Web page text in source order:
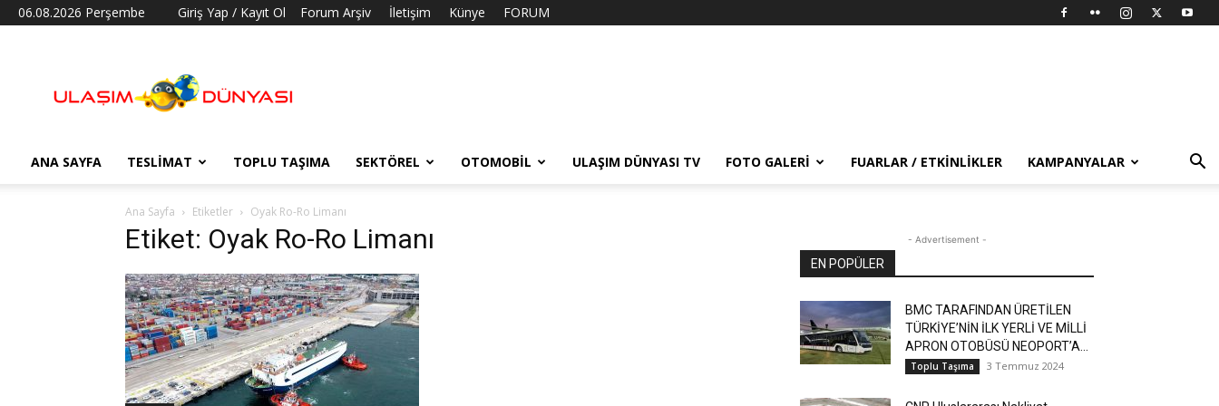
06.08.2026 Perşembe Giriş Yap / Kayıt Ol Forum Arşiv İletişim Künye FORUM
Dünyası
ANA SAYFA TESLIMAT TOPLU TAŞIMA SEKTÖREL OTOMOBIL ULAŞIM DÜNYASI TV FOTO GALERI FUARLAR / ETKINLIKLER KAMPANYALAR
Ana Sayfa Etiketler Oyak Ro-Ro Limanı
Etiket: Oyak Ro-Ro Limanı - Advertisement -
EN POPÜLER
BMC TARAFINDAN ÜRETİLEN
TÜRKİYE’NİN İLK YERLİ VE MİLLİ
APRON OTOBÜSÜ NEOPORT’A...
Toplu Taşıma 3 Temmuz 2024